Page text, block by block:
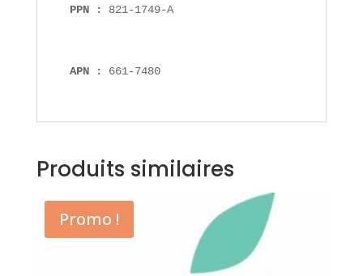
PPN : 821-1749-A
APN : 661-7480
Produits similaires
Promo !